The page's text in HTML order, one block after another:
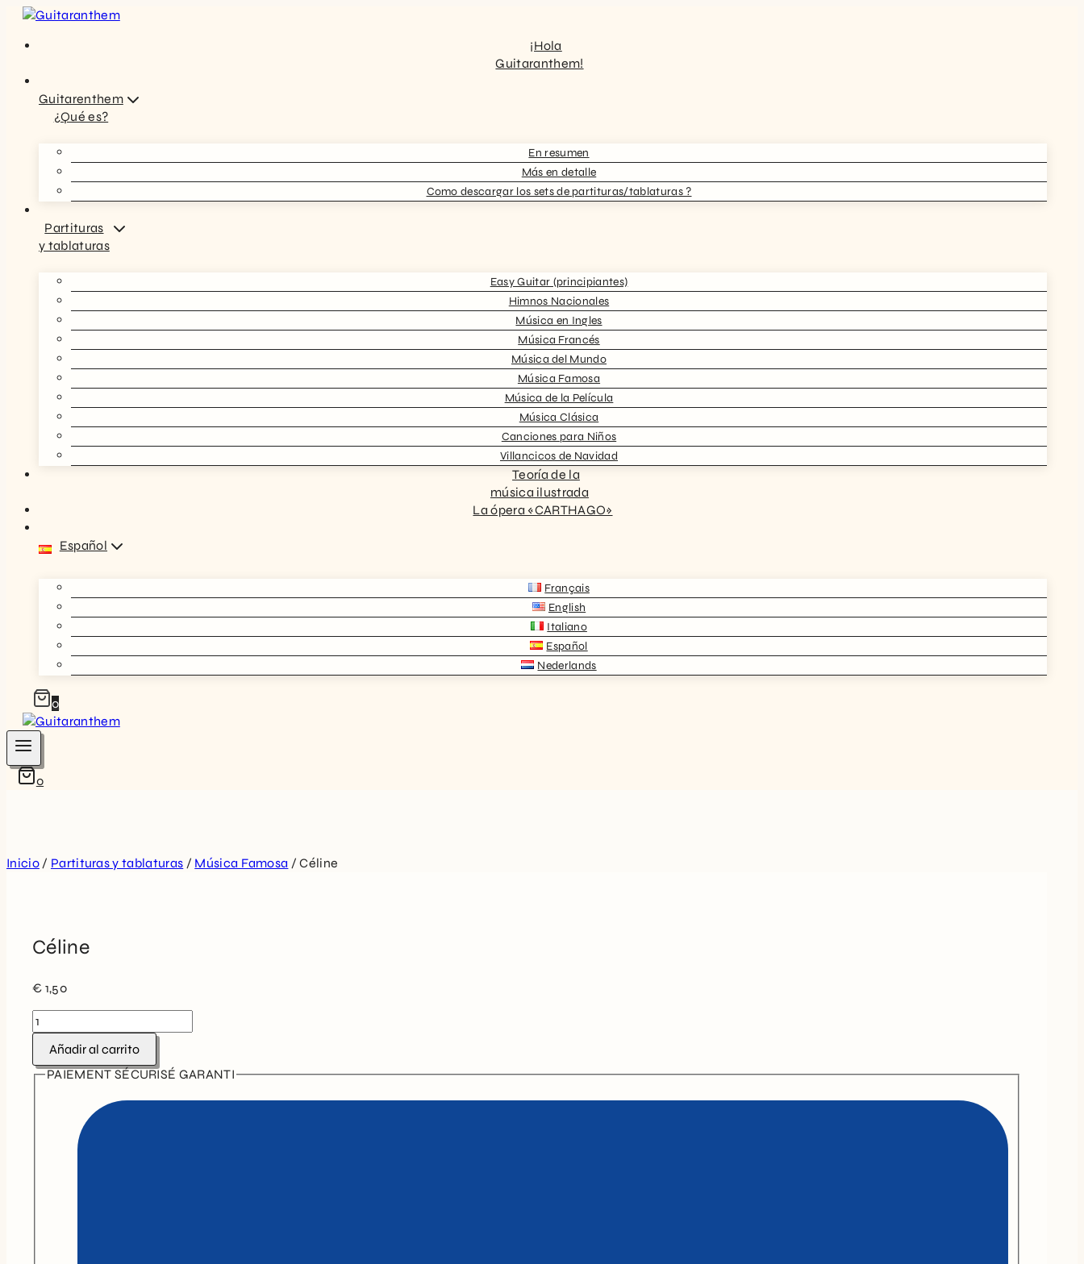
Saltar
contenido
¡Hola
Guitaranthem!
Guitarenthem
¿Qué es?
En resumen
Más en detalle
Como descargar los sets de partituras/tablaturas ?
Partituras
y tablaturas
Easy Guitar (principiantes)
Himnos Nacionales
Música en Ingles
Música Francés
Música del Mundo
Música Famosa
Música de la Película
Música Clásica
Canciones para Niños
Villancicos de Navidad
Teoría de la
música ilustrada
La ópera «CARTHAGO»
Español
Français
English
Italiano
Español
Nederlands
0
0
Inicio / Partituras y tablaturas / Música Famosa / Céline
Céline
€ 1,50
Céline
cantidad
Añadir al carrito
PAIEMENT SÉCURISÉ GARANTI